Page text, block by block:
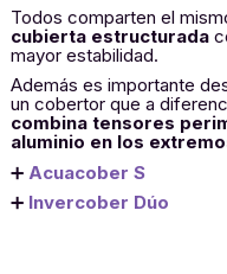
Todos comparten el
cubierta estructurada
mayor estabilidad.
Además es importante
un cobertor que a
combina tensores
aluminio en los
➕ Acuacober S
➕ Invercober Dúo